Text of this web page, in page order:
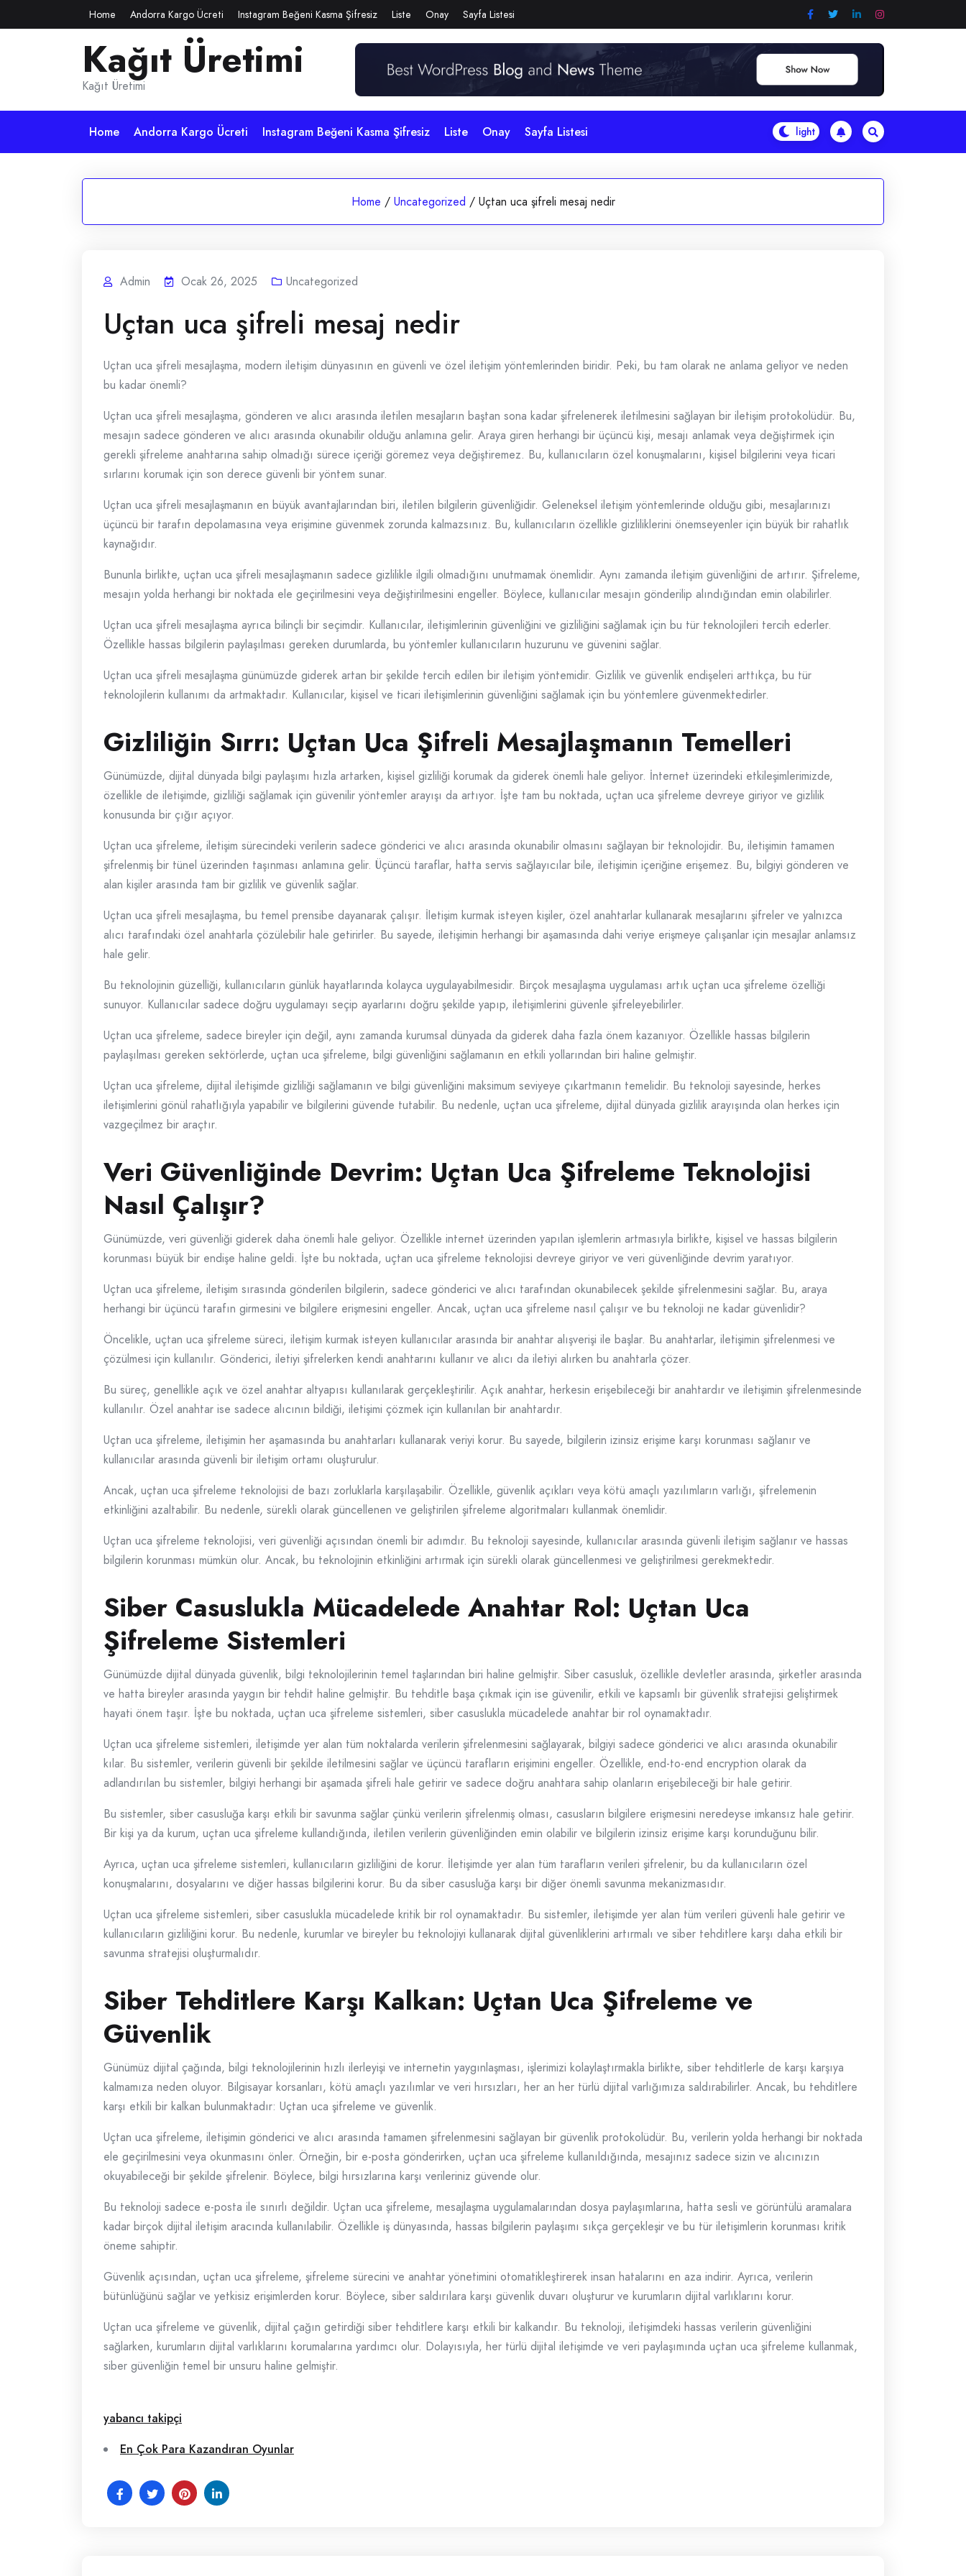
to
Home Andorra Kargo Ücreti Instagram Beğeni Kasma Şifresiz Liste Onay Sayfa Listesi
Kağıt Üretimi
Kağıt Üretimi
Home Andorra Kargo Ücreti Instagram Beğeni Kasma Şifresiz Liste Onay Sayfa Listesi
Home / Uncategorized / Uçtan uca şifreli mesaj nedir
Admin Ocak 26, 2025 Uncategorized
Uçtan uca şifreli mesaj nedir
Uçtan uca şifreli mesajlaşma, modern iletişim dünyasının en güvenli ve özel iletişim yöntemlerinden biridir. Peki, bu tam olarak ne anlama geliyor ve neden
bu kadar önemli?
Uçtan uca şifreli mesajlaşma, gönderen ve alıcı arasında iletilen mesajların baştan sona kadar şifrelenerek iletilmesini sağlayan bir iletişim protokolüdür. Bu,
mesajın sadece gönderen ve alıcı arasında okunabilir olduğu anlamına gelir. Araya giren herhangi bir üçüncü kişi, mesajı anlamak veya değiştirmek için
gerekli şifreleme anahtarına sahip olmadığı sürece içeriği göremez veya değiştiremez. Bu, kullanıcıların özel konuşmalarını, kişisel bilgilerini veya ticari
sırlarını korumak için son derece güvenli bir yöntem sunar.
Uçtan uca şifreli mesajlaşmanın en büyük avantajlarından biri, iletilen bilgilerin güvenliğidir. Geleneksel iletişim yöntemlerinde olduğu gibi, mesajlarınızı
üçüncü bir tarafın depolamasına veya erişimine güvenmek zorunda kalmazsınız. Bu, kullanıcıların özellikle gizliliklerini önemseyenler için büyük bir rahatlık
kaynağıdır.
Bununla birlikte, uçtan uca şifreli mesajlaşmanın sadece gizlilikle ilgili olmadığını unutmamak önemlidir. Aynı zamanda iletişim güvenliğini de artırır. Şifreleme,
mesajın yolda herhangi bir noktada ele geçirilmesini veya değiştirilmesini engeller. Böylece, kullanıcılar mesajın gönderilip alındığından emin olabilirler.
Uçtan uca şifreli mesajlaşma ayrıca bilinçli bir seçimdir. Kullanıcılar, iletişimlerinin güvenliğini ve gizliliğini sağlamak için bu tür teknolojileri tercih ederler.
Özellikle hassas bilgilerin paylaşılması gereken durumlarda, bu yöntemler kullanıcıların huzurunu ve güvenini sağlar.
Uçtan uca şifreli mesajlaşma günümüzde giderek artan bir şekilde tercih edilen bir iletişim yöntemidir. Gizlilik ve güvenlik endişeleri arttıkça, bu tür
teknolojilerin kullanımı da artmaktadır. Kullanıcılar, kişisel ve ticari iletişimlerinin güvenliğini sağlamak için bu yöntemlere güvenmektedirler.
Gizliliğin Sırrı: Uçtan Uca Şifreli Mesajlaşmanın Temelleri
Günümüzde, dijital dünyada bilgi paylaşımı hızla artarken, kişisel gizliliği korumak da giderek önemli hale geliyor. İnternet üzerindeki etkileşimlerimizde,
özellikle de iletişimde, gizliliği sağlamak için güvenilir yöntemler arayışı da artıyor. İşte tam bu noktada, uçtan uca şifreleme devreye giriyor ve gizlilik
konusunda bir çığır açıyor.
Uçtan uca şifreleme, iletişim sürecindeki verilerin sadece gönderici ve alıcı arasında okunabilir olmasını sağlayan bir teknolojidir. Bu, iletişimin tamamen
şifrelenmiş bir tünel üzerinden taşınması anlamına gelir. Üçüncü taraflar, hatta servis sağlayıcılar bile, iletişimin içeriğine erişemez. Bu, bilgiyi gönderen ve
alan kişiler arasında tam bir gizlilik ve güvenlik sağlar.
Uçtan uca şifreli mesajlaşma, bu temel prensibe dayanarak çalışır. İletişim kurmak isteyen kişiler, özel anahtarlar kullanarak mesajlarını şifreler ve yalnızca
alıcı tarafındaki özel anahtarla çözülebilir hale getirirler. Bu sayede, iletişimin herhangi bir aşamasında dahi veriye erişmeye çalışanlar için mesajlar anlamsız
hale gelir.
Bu teknolojinin güzelliği, kullanıcıların günlük hayatlarında kolayca uygulayabilmesidir. Birçok mesajlaşma uygulaması artık uçtan uca şifreleme özelliği
sunuyor. Kullanıcılar sadece doğru uygulamayı seçip ayarlarını doğru şekilde yapıp, iletişimlerini güvenle şifreleyebilirler.
Uçtan uca şifreleme, sadece bireyler için değil, aynı zamanda kurumsal dünyada da giderek daha fazla önem kazanıyor. Özellikle hassas bilgilerin
paylaşılması gereken sektörlerde, uçtan uca şifreleme, bilgi güvenliğini sağlamanın en etkili yollarından biri haline gelmiştir.
Uçtan uca şifreleme, dijital iletişimde gizliliği sağlamanın ve bilgi güvenliğini maksimum seviyeye çıkartmanın temelidir. Bu teknoloji sayesinde, herkes
iletişimlerini gönül rahatlığıyla yapabilir ve bilgilerini güvende tutabilir. Bu nedenle, uçtan uca şifreleme, dijital dünyada gizlilik arayışında olan herkes için
vazgeçilmez bir araçtır.
Veri Güvenliğinde Devrim: Uçtan Uca Şifreleme Teknolojisi
Nasıl Çalışır?
Günümüzde, veri güvenliği giderek daha önemli hale geliyor. Özellikle internet üzerinden yapılan işlemlerin artmasıyla birlikte, kişisel ve hassas bilgilerin
korunması büyük bir endişe haline geldi. İşte bu noktada, uçtan uca şifreleme teknolojisi devreye giriyor ve veri güvenliğinde devrim yaratıyor.
Uçtan uca şifreleme, iletişim sırasında gönderilen bilgilerin, sadece gönderici ve alıcı tarafından okunabilecek şekilde şifrelenmesini sağlar. Bu, araya
herhangi bir üçüncü tarafın girmesini ve bilgilere erişmesini engeller. Ancak, uçtan uca şifreleme nasıl çalışır ve bu teknoloji ne kadar güvenlidir?
Öncelikle, uçtan uca şifreleme süreci, iletişim kurmak isteyen kullanıcılar arasında bir anahtar alışverişi ile başlar. Bu anahtarlar, iletişimin şifrelenmesi ve
çözülmesi için kullanılır. Gönderici, iletiyi şifrelerken kendi anahtarını kullanır ve alıcı da iletiyi alırken bu anahtarla çözer.
Bu süreç, genellikle açık ve özel anahtar altyapısı kullanılarak gerçekleştirilir. Açık anahtar, herkesin erişebileceği bir anahtardır ve iletişimin şifrelenmesinde
kullanılır. Özel anahtar ise sadece alıcının bildiği, iletişimi çözmek için kullanılan bir anahtardır.
Uçtan uca şifreleme, iletişimin her aşamasında bu anahtarları kullanarak veriyi korur. Bu sayede, bilgilerin izinsiz erişime karşı korunması sağlanır ve
kullanıcılar arasında güvenli bir iletişim ortamı oluşturulur.
Ancak, uçtan uca şifreleme teknolojisi de bazı zorluklarla karşılaşabilir. Özellikle, güvenlik açıkları veya kötü amaçlı yazılımların varlığı, şifrelemenin
etkinliğini azaltabilir. Bu nedenle, sürekli olarak güncellenen ve geliştirilen şifreleme algoritmaları kullanmak önemlidir.
Uçtan uca şifreleme teknolojisi, veri güvenliği açısından önemli bir adımdır. Bu teknoloji sayesinde, kullanıcılar arasında güvenli iletişim sağlanır ve hassas
bilgilerin korunması mümkün olur. Ancak, bu teknolojinin etkinliğini artırmak için sürekli olarak güncellenmesi ve geliştirilmesi gerekmektedir.
Siber Casuslukla Mücadelede Anahtar Rol: Uçtan Uca
Şifreleme Sistemleri
Günümüzde dijital dünyada güvenlik, bilgi teknolojilerinin temel taşlarından biri haline gelmiştir. Siber casusluk, özellikle devletler arasında, şirketler arasında
ve hatta bireyler arasında yaygın bir tehdit haline gelmiştir. Bu tehditle başa çıkmak için ise güvenilir, etkili ve kapsamlı bir güvenlik stratejisi geliştirmek
hayati önem taşır. İşte bu noktada, uçtan uca şifreleme sistemleri, siber casuslukla mücadelede anahtar bir rol oynamaktadır.
Uçtan uca şifreleme sistemleri, iletişimde yer alan tüm noktalarda verilerin şifrelenmesini sağlayarak, bilgiyi sadece gönderici ve alıcı arasında okunabilir
kılar. Bu sistemler, verilerin güvenli bir şekilde iletilmesini sağlar ve üçüncü tarafların erişimini engeller. Özellikle, end-to-end encryption olarak da
adlandırılan bu sistemler, bilgiyi herhangi bir aşamada şifreli hale getirir ve sadece doğru anahtara sahip olanların erişebileceği bir hale getirir.
Bu sistemler, siber casusluğa karşı etkili bir savunma sağlar çünkü verilerin şifrelenmiş olması, casusların bilgilere erişmesini neredeyse imkansız hale getirir.
Bir kişi ya da kurum, uçtan uca şifreleme kullandığında, iletilen verilerin güvenliğinden emin olabilir ve bilgilerin izinsiz erişime karşı korunduğunu bilir.
Ayrıca, uçtan uca şifreleme sistemleri, kullanıcıların gizliliğini de korur. İletişimde yer alan tüm tarafların verileri şifrelenir, bu da kullanıcıların özel
konuşmalarını, dosyalarını ve diğer hassas bilgilerini korur. Bu da siber casusluğa karşı bir diğer önemli savunma mekanizmasıdır.
Uçtan uca şifreleme sistemleri, siber casuslukla mücadelede kritik bir rol oynamaktadır. Bu sistemler, iletişimde yer alan tüm verileri güvenli hale getirir ve
kullanıcıların gizliliğini korur. Bu nedenle, kurumlar ve bireyler bu teknolojiyi kullanarak dijital güvenliklerini artırmalı ve siber tehditlere karşı daha etkili bir
savunma stratejisi oluşturmalıdır.
Siber Tehditlere Karşı Kalkan: Uçtan Uca Şifreleme ve
Güvenlik
Günümüz dijital çağında, bilgi teknolojilerinin hızlı ilerleyişi ve internetin yaygınlaşması, işlerimizi kolaylaştırmakla birlikte, siber tehditlerle de karşı karşıya
kalmamıza neden oluyor. Bilgisayar korsanları, kötü amaçlı yazılımlar ve veri hırsızları, her an her türlü dijital varlığımıza saldırabilirler. Ancak, bu tehditlere
karşı etkili bir kalkan bulunmaktadır: Uçtan uca şifreleme ve güvenlik.
Uçtan uca şifreleme, iletişimin gönderici ve alıcı arasında tamamen şifrelenmesini sağlayan bir güvenlik protokolüdür. Bu, verilerin yolda herhangi bir noktada
ele geçirilmesini veya okunmasını önler. Örneğin, bir e-posta gönderirken, uçtan uca şifreleme kullanıldığında, mesajınız sadece sizin ve alıcınızın
okuyabileceği bir şekilde şifrelenir. Böylece, bilgi hırsızlarına karşı verileriniz güvende olur.
Bu teknoloji sadece e-posta ile sınırlı değildir. Uçtan uca şifreleme, mesajlaşma uygulamalarından dosya paylaşımlarına, hatta sesli ve görüntülü aramalara
kadar birçok dijital iletişim aracında kullanılabilir. Özellikle iş dünyasında, hassas bilgilerin paylaşımı sıkça gerçekleşir ve bu tür iletişimlerin korunması kritik
öneme sahiptir.
Güvenlik açısından, uçtan uca şifreleme, şifreleme sürecini ve anahtar yönetimini otomatikleştirerek insan hatalarını en aza indirir. Ayrıca, verilerin
bütünlüğünü sağlar ve yetkisiz erişimlerden korur. Böylece, siber saldırılara karşı güvenlik duvarı oluşturur ve kurumların dijital varlıklarını korur.
Uçtan uca şifreleme ve güvenlik, dijital çağın getirdiği siber tehditlere karşı etkili bir kalkandır. Bu teknoloji, iletişimdeki hassas verilerin güvenliğini
sağlarken, kurumların dijital varlıklarını korumalarına yardımcı olur. Dolayısıyla, her türlü dijital iletişimde ve veri paylaşımında uçtan uca şifreleme kullanmak,
siber güvenliğin temel bir unsuru haline gelmiştir.
yabancı takipçi
En Çok Para Kazandıran Oyunlar